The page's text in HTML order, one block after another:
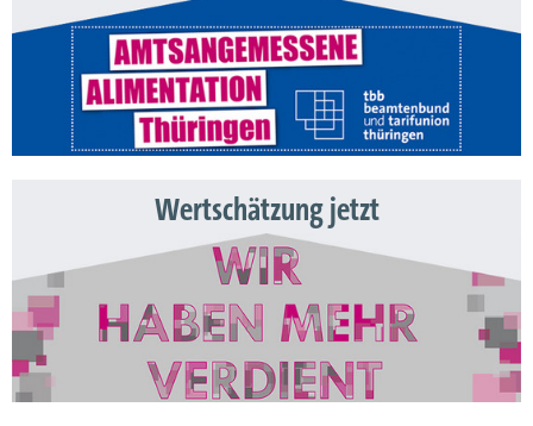
Wertschätzung jetzt